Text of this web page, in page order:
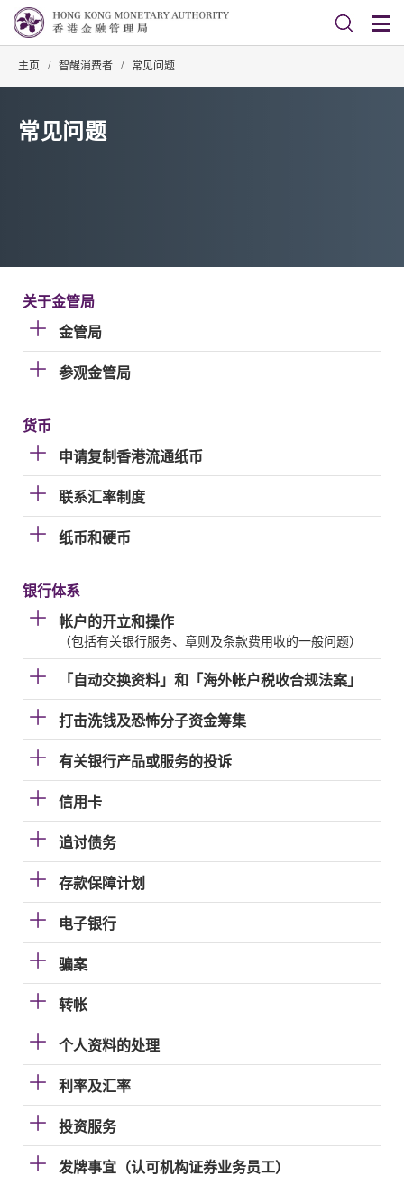
主页 / 智醒消费者 / 常见问题
常见问题
关于金管局
金管局
参观金管局
货币
申请复制香港流通纸币
联系汇率制度
纸币和硬币
银行体系
帐户的开立和操作
（包括有关银行服务、章则及条款费用收的一般问题）
「自动交换资料」和「海外帐户税收合规法案」
打击洗钱及恐怖分子资金筹集
有关银行产品或服务的投诉
信用卡
追讨债务
存款保障计划
电子银行
骗案
转帐
个人资料的处理
利率及汇率
投资服务
发牌事宜（认可机构证券业务员工）